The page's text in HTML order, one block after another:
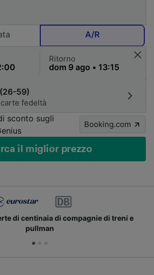
A/R
Ritorno
59)
fedeltà
sconto sugli
Booking.com
il miglior prezzo
di centinaia di compagnie di treni e
pullman